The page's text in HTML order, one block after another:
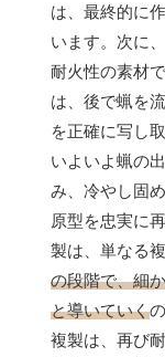
は、最終的に
います。次に
耐火性の素材
は、後で蝋を
を正確に写し
いよいよ蝋の
み、冷やし固
原型を忠実に
製は、単なる
の段階で、細
と導いていく
複製は、再び